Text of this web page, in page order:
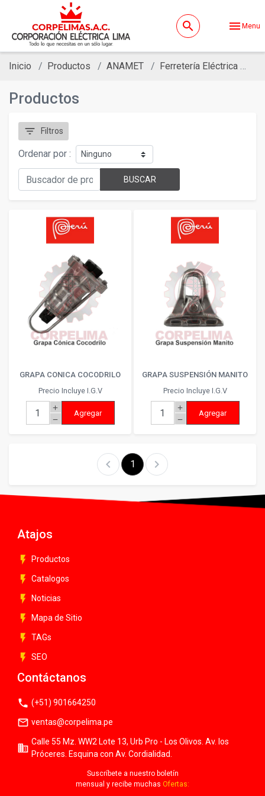
search menu Menu
Inicio Productos ANAMET Ferretería Eléctrica
Productos
filter_list Filtros
Ordenar por :
BUSCAR
GRAPA CONICA COCODRILO
Precio Incluye I.G.V
add
remove
Agregar
GRAPA SUSPENSIÓN MANITO
Precio Incluye I.G.V
add
remove
Agregar
chevron_left 1 chevron_right
Atajos
flash_on Productos
flash_on Catalogos
flash_on Noticias
flash_on Mapa de Sitio
flash_on TAGs
flash_on SEO
Contáctanos
phone (+51) 901664250
mail_outline ventas@corpelima.pe
business
Calle 55 Mz. WW2 Lote 13, Urb Pro - Los Olivos. Av. los
Próceres. Esquina con Av. Cordialidad.
Suscríbete a nuestro boletín
mensual y recibe muchas Ofertas: